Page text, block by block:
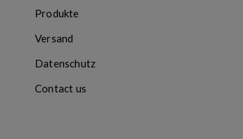
Produkte
Versand
Datenschutz
Contact us